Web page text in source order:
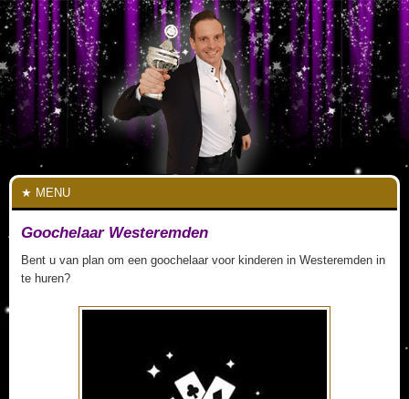
MENU
Goochelaar Westeremden
Bent u van plan om een goochelaar voor kinderen in Westeremden in
te huren?